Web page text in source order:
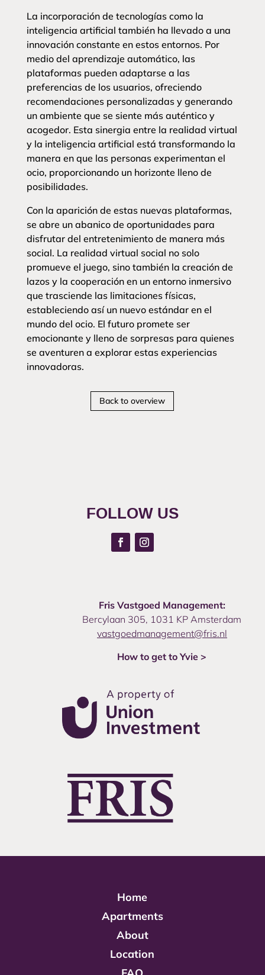
La incorporación de tecnologías como la
inteligencia artificial también ha llevado a una
innovación constante en estos entornos. Por
medio del aprendizaje automático, las
plataformas pueden adaptarse a las
preferencias de los usuarios, ofreciendo
recomendaciones personalizadas y generando
un ambiente que se siente más auténtico y
acogedor. Esta sinergia entre la realidad virtual
y la inteligencia artificial está transformando la
manera en que las personas experimentan el
ocio, proporcionando un horizonte lleno de
posibilidades.
Con la aparición de estas nuevas plataformas,
se abre un abanico de oportunidades para
disfrutar del entretenimiento de manera más
social. La realidad virtual social no solo
promueve el juego, sino también la creación de
lazos y la cooperación en un entorno inmersivo
que trasciende las limitaciones físicas,
estableciendo así un nuevo estándar en el
mundo del ocio. El futuro promete ser
emocionante y lleno de sorpresas para quienes
se aventuren a explorar estas experiencias
innovadoras.
Back to overview
FOLLOW US
Fris Vastgoed Management:
Bercylaan 305, 1031 KP Amsterdam
vastgoedmanagement@fris.nl
How to get to Yvie >
Home
Apartments
About
Location